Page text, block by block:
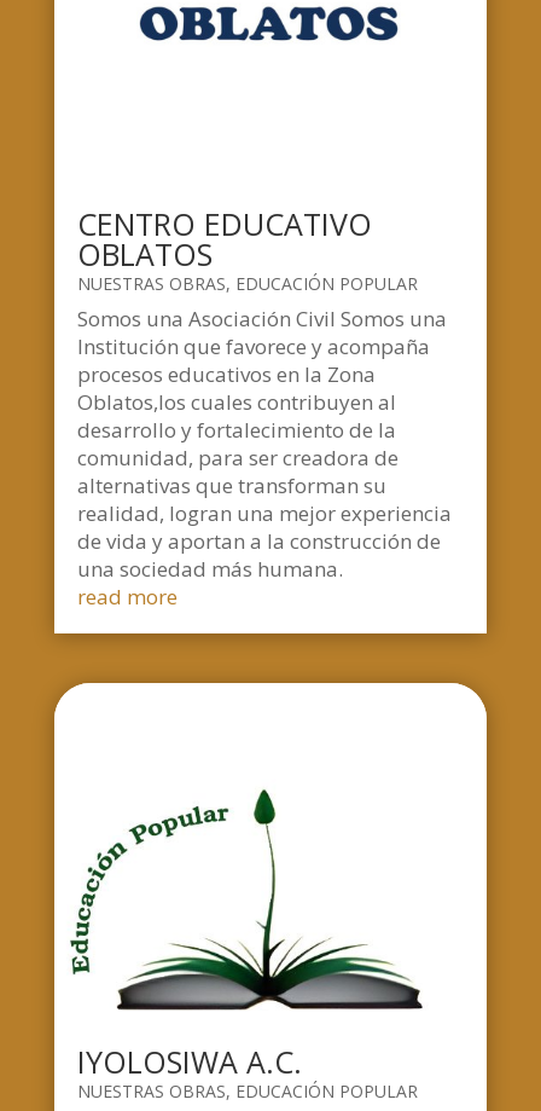
CENTRO EDUCATIVO
OBLATOS
NUESTRAS OBRAS, EDUCACIÓN POPULAR
Somos una Asociación Civil Somos una
Institución que favorece y acompaña
procesos educativos en la Zona
Oblatos,los cuales contribuyen al
desarrollo y fortalecimiento de la
comunidad, para ser creadora de
alternativas que transforman su
realidad, logran una mejor experiencia
de vida y aportan a la construcción de
una sociedad más humana.
read more
IYOLOSIWA A.C.
NUESTRAS OBRAS, EDUCACIÓN POPULAR